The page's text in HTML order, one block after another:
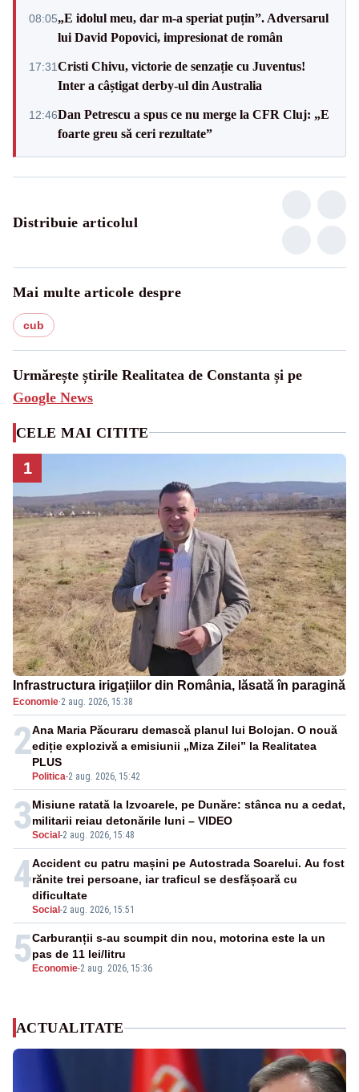
08:05„E idolul meu, dar m-a speriat puțin”. Adversarul
lui David Popovici, impresionat de român
17:31Cristi Chivu, victorie de senzație cu Juventus!
Inter a câștigat derby-ul din Australia
12:46Dan Petrescu a spus ce nu merge la CFR Cluj: „E
foarte greu să ceri rezultate”
Distribuie articolul
Mai multe articole despre
cub
Urmărește știrile Realitatea de Constanta și pe
Google News
CELE MAI CITITE
1
Infrastructura irigațiilor din România, lăsată în paragină
Economie·2 aug. 2026, 15:38
2
Politica-2 aug. 2026, 15:42
Ana Maria Păcuraru demască planul lui Bolojan. O nouă
ediție explozivă a emisiunii „Miza Zilei” la Realitatea
PLUS
3Social -2 aug. 2026, 15:48
Misiune ratată la Izvoarele, pe Dunăre: stânca nu a cedat,
militarii reiau detonările luni – VIDEO
4
Social -2 aug. 2026, 15:51
Accident cu patru mașini pe Autostrada Soarelui. Au fost
rănite trei persoane, iar traficul se desfășoară cu
dificultate
5 Economie-2 aug. 2026, 15:36
Carburanții s-au scumpit din nou, motorina este la un
pas de 11 lei/litru
ACTUALITATE